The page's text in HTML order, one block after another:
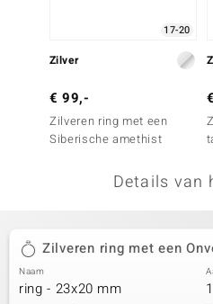
Collection
17-20
Zilver
€ 99,-
Zilveren ring met een
Siberische amethist
Details van
Zilveren ring met een
Naam
ring - 23x20 mm